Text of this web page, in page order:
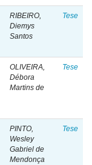
RIBEIRO,
Diemys
Santos
Tese
OLIVEIRA,
Débora
Martins de
Tese
PINTO,
Wesley
Gabriel de
Mendonça
Tese